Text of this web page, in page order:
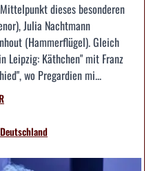
dieses besonderen
Julia Nachtmann
(Hammerflügel). Gleich
Leipzig: Käthchen" mit Franz
wo Pregardien mi...
Deutschland